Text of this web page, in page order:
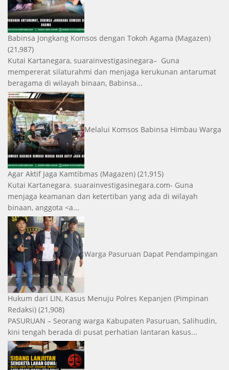
Babinsa Jongkang Komsos dengan Tokoh Agama (Magazen)
(21,987)
Kutai Kartanegara, suarainvestigasinegara– Guna
mempererat silaturahmi dan menjaga kerukunan antarumat
beragama di wilayah binaan, Babinsa...
Melalui Komsos Babinsa Himbau Warga
Agar Aktif Jaga Kamtibmas (Magazen) (21,915)
Kutai Kartanegara. suarainvestigasinegara.com- Guna
menjaga keamanan dan ketertiban yang ada di wilayah
binaan, anggota <a...
Warga Pasuruan Dapat Pendampingan
Hukum dari LIN, Kasus Menuju Polres Kepanjen (Pimpinan
Redaksi) (21,908)
PASURUAN – Seorang warga Kabupaten Pasuruan, Salihudin,
kini tengah berada di pusat perhatian lantaran kasus...